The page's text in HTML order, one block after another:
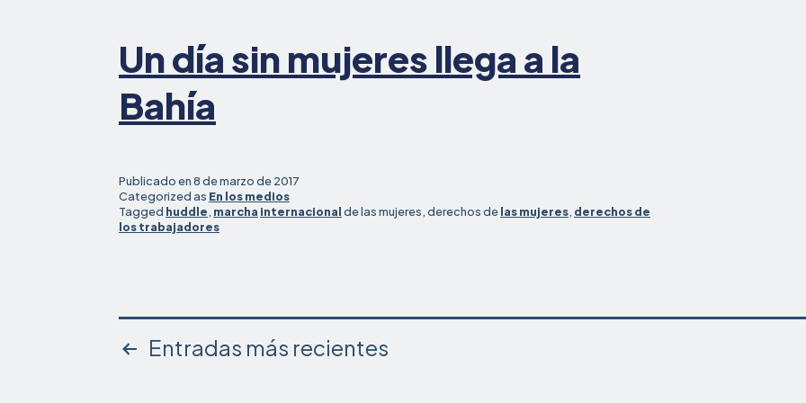
Un día sin mujeres llega a la
Bahía
Publicado en8 de marzo de 2017
Categorized as En los medios
Tagged huddle, marcha internacionalde las mujeres, derechos delas mujeres, derechos de
los trabajadores
Paginación
Entradas más recientes